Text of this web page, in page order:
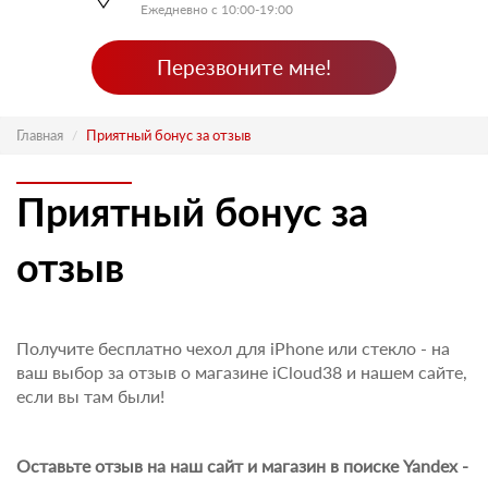
Ежедневно с 10:00-19:00
Перезвоните мне!
Главная Приятный бонус за отзыв
Приятный бонус за
отзыв
Получите бесплатно чехол для iPhone или стекло - на
ваш выбор за отзыв о магазине iCloud38 и нашем сайте,
если вы там были!
Оставьте отзыв на наш сайт и магазин в поиске Yandex -